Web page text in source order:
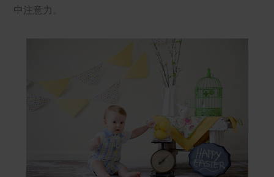
中注意力。